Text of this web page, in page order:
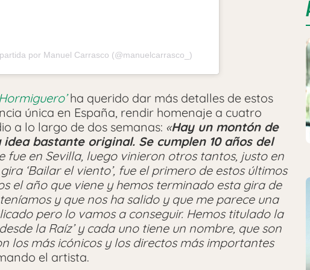
por Manuel Carrasco (@manuelcarrasco_)
Hormiguero’ ha querido dar más detalles de estos
única en España, rendir homenaje a cuatro
a lo largo de dos semanas: «Hay un montón de
bastante original. Se cumplen 10 años del
fue en Sevilla, luego vinieron otros tantos, justo en
‘Bailar el viento’, fue el primero de estos últimos
el año que viene y hemos terminado esta gira de
teníamos y que nos ha salido y que me parece una
pero lo vamos a conseguir. Hemos titulado la
la Raíz’ y cada uno tiene un nombre, que son
los más icónicos y los directos más importantes
el artista.